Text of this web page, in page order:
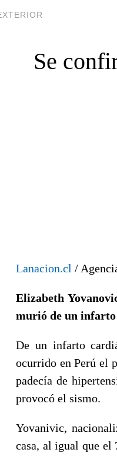
Se
Lanacion.cl /
Elizabeth
murió de un
De un infarto
ocurrido en Perú el
padecía de
provocó el sismo.
Yovanivic,
casa, al igual que el